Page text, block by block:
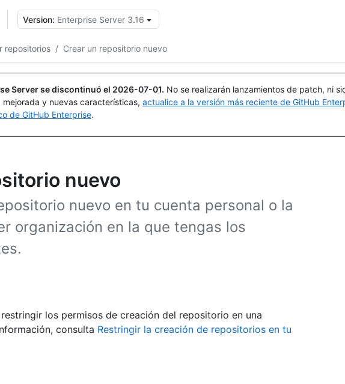
Version: Enterprise Server 3.16
repositorios / Crear un repositorio nuevo
Server se discontinuó el 2026-07-01. No se realizarán lanzamientos de patch, ni
y nuevas características, actualice a la versión más reciente de GitHub
de GitHub Enterprise.
nuevo
nuevo en tu cuenta personal o la
organización en la que tengas los
los permisos de creación del repositorio en una
consulta Restringir la creación de repositorios en tu